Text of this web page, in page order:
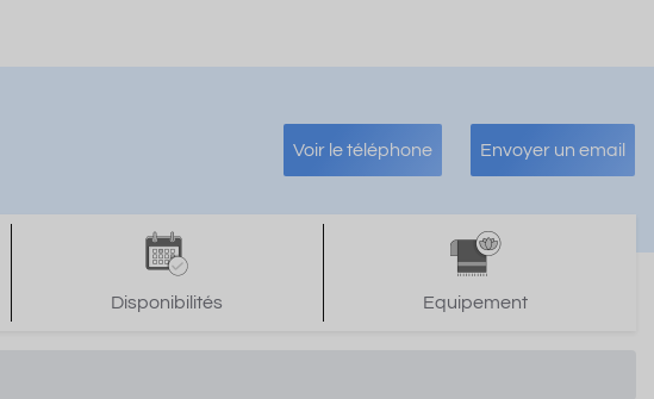
Voir le téléphone Envoyer un email
Disponibilités Equipement